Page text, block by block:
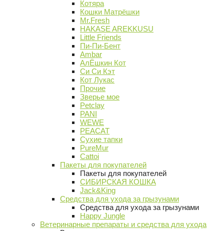
Котяра
Кошки Матрёшки
Mr.Fresh
HAKASE AREKKUSU
Little Friends
Пи-Пи-Бент
Ambar
АлЁшкин Кот
Си Си Кэт
Кот Лукас
Прочие
Зверье мое
Petclay
PANI
WEWE
PEACAT
Сухие тапки
PureMur
Cattoi
Пакеты для покупателей
Пакеты для покупателей
СИБИРСКАЯ КОШКА
Jack&King
Средства для ухода за грызунами
Средства для ухода за грызунами
Happy Jungle
Ветеринарные препараты и средства для ухода